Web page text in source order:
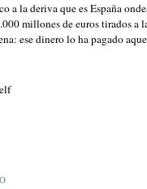
a la deriva que es España
millones de euros tirados a
ese dinero lo ha pagado